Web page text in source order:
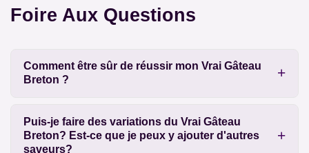
Foire Aux Questions
Comment être sûr de réussir mon Vrai Gâteau
Breton ?
Puis-je faire des variations du Vrai Gâteau
Breton? Est-ce que je peux y ajouter d'autres
saveurs?